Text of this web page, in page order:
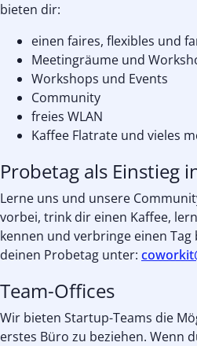
bieten dir:
einen faires, flexibles und
Meetingräume und
Workshops und Events
Community
freies WLAN
Kaffee Flatrate und vieles
Probetag als Einstieg
Lerne uns und unsere
vorbei, trink dir einen Kaffee,
kennen und verbringe einen
deinen Probetag unter:
Team-Offices
Wir bieten Startup-Teams die
erstes Büro zu beziehen. Wenn